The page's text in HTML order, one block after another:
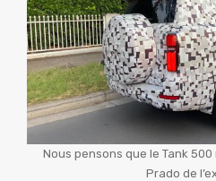
Nous pensons que le Tank
Prado de